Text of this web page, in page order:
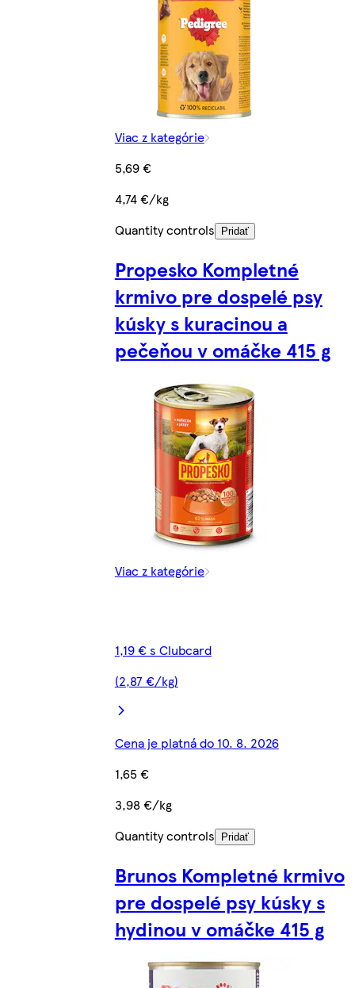
Viac z kategórie
5,69 €
4,74 €/kg
Quantity controls
Pridať
Propesko Kompletné
krmivo pre dospelé psy
kúsky s kuracinou a
pečeňou v omáčke 415 g
Viac z kategórie
1,19 € s Clubcard
(2,87 €/kg)
Cena je platná do 10. 8. 2026
1,65 €
3,98 €/kg
Quantity controls
Pridať
Brunos Kompletné krmivo
pre dospelé psy kúsky s
hydinou v omáčke 415 g